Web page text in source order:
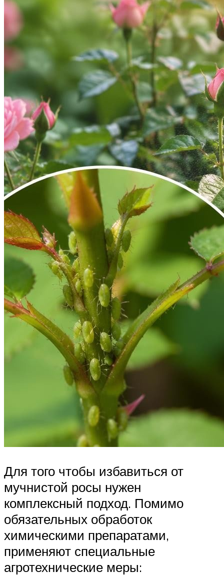
Для того чтобы избавиться от
мучнистой росы нужен
комплексный подход. Помимо
обязательных обработок
химическими препаратами,
применяют специальные
агротехнические меры: